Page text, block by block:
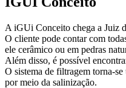
A iGUi Conceito chega a Juiz
O cliente pode contar com
ele cerâmico ou em pedras
Além disso, é possível
O sistema de filtragem torna-
por meio da salinização.